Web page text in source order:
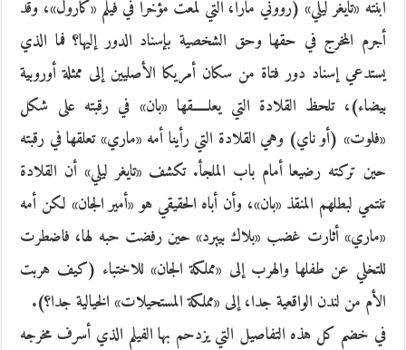
ابنته «تايغر ليلي» (رووني مارا، التي لمعت مؤخرا في فيلم «كارول»، وقد
أجرم المخرج في حقها وحق الشخصية بإسناد الدور إليها؟ فما الذي
يستدعي إسناد دور فتاة من سكان أمريكا الأصليين إلى ممثلة أوروبية
بيضاء)، تلحظ القلادة التي يعلـــــقها «بان» في رقبته على شكل
«فلوت» (أو ناي) وهي القلادة التي رأينا أمه «ماري» تعلقها في رقبته
حين تركته رضيعا أمام باب الملجأ. تكشف «تايغر ليلي» أن القلادة
تنتمي لبطلهم المنقذ «بان»، وأن أباه الحقيقي هو «أمير الجان» لكن أمه
«ماري» أثارت غضب «بلاك بييرد» حين رفضت حبه لها، فاضطرت
للتخلي عن طفلها والهرب إلى «مملكة الجان» للاختباء (كيف هربت
الأم من لندن الواقعية جدا، إلى «مملكة المستحيلات» الخيالية جدا؟).
في خضم كل هذه التفاصيل التي يزدحم بها الفيلم الذي أسرف مخرجه